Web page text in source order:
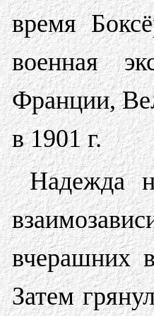
время
военная
Франции,
в 1901 г.
Надежда
вчерашних
Затем